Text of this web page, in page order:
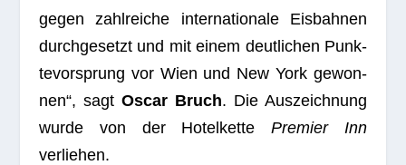
gegen zahl­rei­che inter­na­tio­nale Eis­bah­nen
durch­ge­setzt und mit einem deut­li­chen Punk­
te­vor­sprung vor Wien und New York gewon­
nen“, sagt Oscar Bruch. Die Aus­zeich­nung
wurde von der Hotel­kettePre­mier Inn
verliehen.